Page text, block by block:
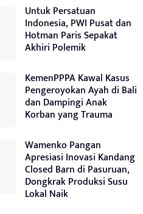
Untuk Persatuan
Indonesia, PWI Pusat dan
Hotman Paris Sepakat
Akhiri Polemik
KemenPPPA Kawal Kasus
Pengeroyokan Ayah di Bali
dan Dampingi Anak
Korban yang Trauma
Wamenko Pangan
Apresiasi Inovasi Kandang
Closed Barn di Pasuruan,
Dongkrak Produksi Susu
Lokal Naik